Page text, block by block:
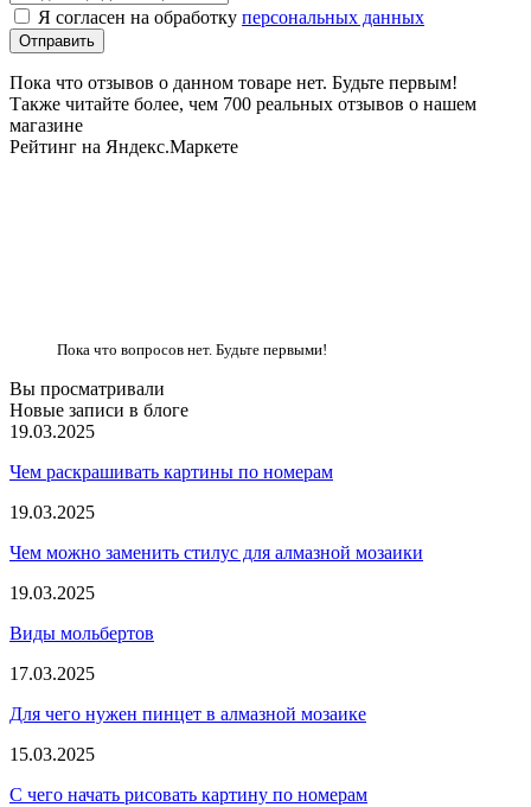
Я согласен на обработку персональных данных
Пока что отзывов о данном товаре нет. Будьте первым!
Также читайте более, чем 700 реальных отзывов о нашем
магазине
Рейтинг на Яндекс.Маркете
Пока что вопросов нет. Будьте первыми!
Вы просматривали
Новые записи в блоге
19.03.2025
Чем раскрашивать картины по номерам
19.03.2025
Чем можно заменить стилус для алмазной мозаики
19.03.2025
Виды мольбертов
17.03.2025
Для чего нужен пинцет в алмазной мозаике
15.03.2025
С чего начать рисовать картину по номерам